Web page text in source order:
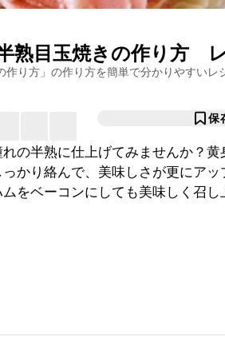
熟目玉焼きの作り方
作り方 」の作り方を簡単で分かりやすいレ
保
れの半熟に仕上げてみませんか？
かり絡んで、美味しさが更にア
をベーコンにしても美味しく召